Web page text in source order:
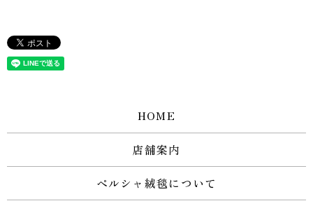
HOME
店舗案内
ペルシャ絨毯について